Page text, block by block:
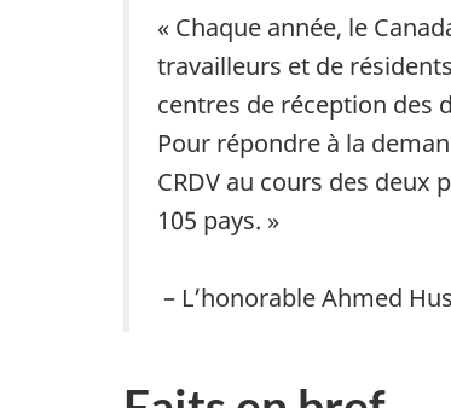
« Chaque année, le
travailleurs et de
centres de réception des
Pour répondre à la
CRDV au cours des deux
105 pays. »
– L’honorable Ahmed